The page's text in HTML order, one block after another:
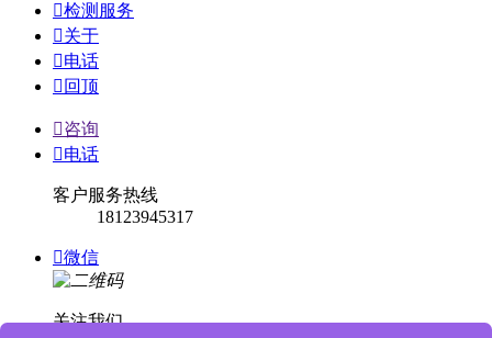
检测服务
关于
电话
 回顶
咨询
电话
客户服务热线
18123945317
微信
关注我们